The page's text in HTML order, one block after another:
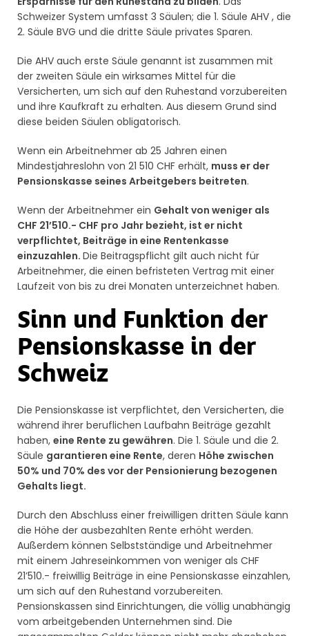
Schweizer System umfasst 3 Säulen; die 1. Säule AHV , die
2. Säule BVG und die dritte Säule privates Sparen.
Die AHV auch erste Säule genannt ist zusammen mit
der zweiten Säule ein wirksames Mittel für die
Versicherten, um sich auf den Ruhestand vorzubereiten
und ihre Kaufkraft zu erhalten. Aus diesem Grund sind
diese beiden Säulen obligatorisch.
Wenn ein Arbeitnehmer ab 25 Jahren einen
Mindestjahreslohn von 21 510 CHF erhält, muss er der
Pensionskasse seines Arbeitgebers beitreten.
Wenn der Arbeitnehmer ein Gehalt von weniger als
CHF 21’510.- CHF pro Jahr bezieht, ist er nicht
verpflichtet, Beiträge in eine Rentenkasse
einzuzahlen. Die Beitragspflicht gilt auch nicht für
Arbeitnehmer, die einen befristeten Vertrag mit einer
Laufzeit von bis zu drei Monaten unterzeichnet haben.
Sinn und Funktion der
Pensionskasse in der
Schweiz
Die Pensionskasse ist verpflichtet, den Versicherten, die
während ihrer beruflichen Laufbahn Beiträge gezahlt
haben, eine Rente zu gewähren. Die 1. Säule und die 2.
Säule garantieren eine Rente, deren Höhe zwischen
50% und 70% des vor der Pensionierung bezogenen
Gehalts liegt.
Durch den Abschluss einer freiwilligen dritten Säule kann
die Höhe der ausbezahlten Rente erhöht werden.
Außerdem können Selbstständige und Arbeitnehmer
mit einem Jahreseinkommen von weniger als CHF
21’510.- freiwillig Beiträge in eine Pensionskasse einzahlen,
um sich auf den Ruhestand vorzubereiten.
Pensionskassen sind Einrichtungen, die völlig unabhängig
vom arbeitgebenden Unternehmen sind. Die